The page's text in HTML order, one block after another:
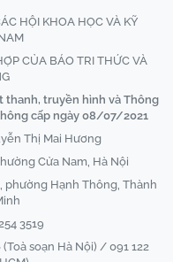
HỘI KHOA HỌC VÀ KỸ
CỦA BÁO TRI THỨC VÀ
thanh, truyền hình và Thông
cấp ngày 08/07/2021
Thị Mai Hương
Cửa Nam, Hà Nội
phường Hạnh Thông, Thành
3519
soạn Hà Nội) / 091 122